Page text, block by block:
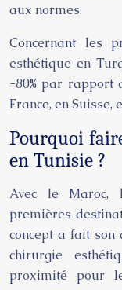
aux normes.
Concernant les
esthétique en
-80% par rapport
France, en Suisse,
Pourquoi
en Tunisie ?
Avec le Maroc,
premières
concept a fait son
chirurgie
proximité pour